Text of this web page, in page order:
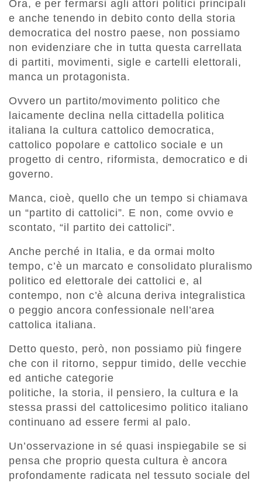
Ora, e per fermarsi agli attori politici principali
e anche tenendo in debito conto della storia
democratica del nostro paese, non possiamo
non evidenziare che in tutta questa carrellata
di partiti, movimenti, sigle e cartelli elettorali,
manca un protagonista.
Ovvero un partito/movimento politico che
laicamente declina nella cittadella politica
italiana la cultura cattolico democratica,
cattolico popolare e cattolico sociale e un
progetto di centro, riformista, democratico e di
governo.
Manca, cioè, quello che un tempo si chiamava
un “partito di cattolici”. E non, come ovvio e
scontato, “il partito dei cattolici”.
Anche perché in Italia, e da ormai molto
tempo, c’è un marcato e consolidato pluralismo
politico ed elettorale dei cattolici e, al
contempo, non c’è alcuna deriva integralistica
o peggio ancora confessionale nell’area
cattolica italiana.
Detto questo, però, non possiamo più fingere
che con il ritorno, seppur timido, delle vecchie
ed antiche categorie
politiche, la storia, il pensiero, la cultura e la
stessa prassi del cattolicesimo politico italiano
continuano ad essere fermi al palo.
Un’osservazione in sé quasi inspiegabile se si
pensa che proprio questa cultura è ancora
profondamente radicata nel tessuto sociale del